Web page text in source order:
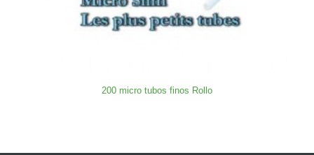
200 micro tubos finos Rollo